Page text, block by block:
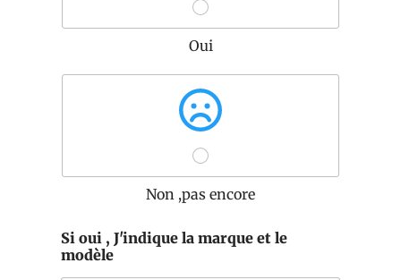
Oui
Non ,pas encore
Si oui , J'indique la marque et le
modèle